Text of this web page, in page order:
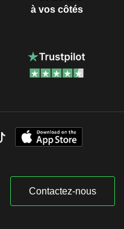
à vos côtés
Contactez-nous